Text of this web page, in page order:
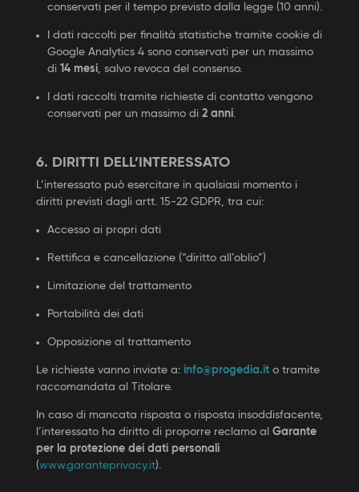
conservati per il tempo previsto dalla legge (10 anni).
I dati raccolti per finalità statistiche tramite cookie di
Google Analytics 4 sono conservati per un massimo
di 14 mesi, salvo revoca del consenso.
I dati raccolti tramite richieste di contatto vengono
conservati per un massimo di 2 anni.
6. DIRITTI DELL’INTERESSATO
L’interessato può esercitare in qualsiasi momento i
diritti previsti dagli artt. 15-22 GDPR, tra cui:
Accesso ai propri dati
Rettifica e cancellazione (“diritto all’oblio”)
Limitazione del trattamento
Portabilità dei dati
Opposizione al trattamento
Le richieste vanno inviate a: info@progedia.ito tramite
raccomandata al Titolare.
In caso di mancata risposta o risposta insoddisfacente,
l’interessato ha diritto di proporre reclamo al Garante
per la protezione dei dati personali
(www.garanteprivacy.it).